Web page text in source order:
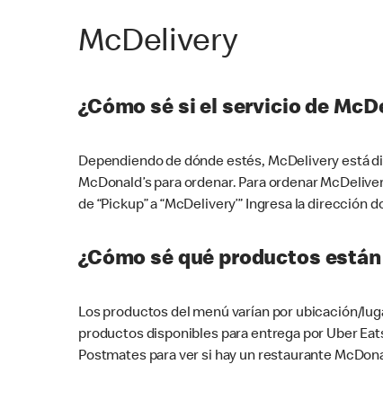
McDelivery
¿Cómo sé si el servicio de
Dependiendo de dónde estés, McDelivery está
McDonald’s para ordenar. Para ordenar
de “Pickup” a “McDelivery’” Ingresa la
¿Cómo sé qué productos
Los productos del menú varían por ubicación/
productos disponibles para entrega por Uber
Postmates para ver si hay un restaurante